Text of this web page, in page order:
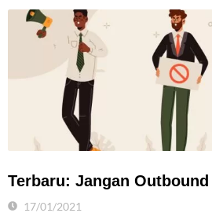
Terbaru: Jangan
17/01/2021